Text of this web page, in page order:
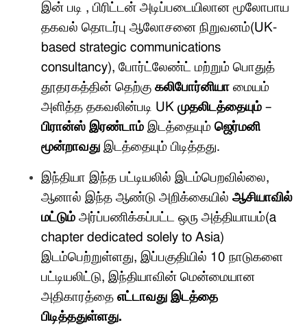
இன் படி , பிரிட்டன் அடிப்படையிலான மூலோபாய
தகவல் தொடர்பு ஆலோசனை நிறுவனம்(UK-
based strategic communications
consultancy), போர்ட்லேண்ட் மற்றும் பொதுத்
தூதரகத்தின் தெற்கு கலிபோர்னியா மையம்
அளித்த தகவலின்படி UK முதலிடத்தையும் –
பிரான்ஸ் இரண்டாம் இடத்தையும் ஜெர்மனி
மூன்றாவது இடத்தையும் பிடித்தது.
இந்தியா இந்த பட்டியலில் இடம்பெறவில்லை,
ஆனால் இந்த ஆண்டு அறிக்கையில் ஆசியாவில்
மட்டும் அர்ப்பணிக்கப்பட்ட ஒரு அத்தியாயம்(a
chapter dedicated solely to Asia)
இடம்பெற்றுள்ளது, இப்பகுதியில் 10 நாடுகளை
பட்டியலிட்டு, இந்தியாவின் மென்மையான
அதிகாரத்தை எட்டாவது இடத்தை
பிடித்ததுள்ளது.